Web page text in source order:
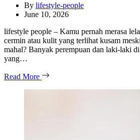
By lifestyle-people
June 10, 2026
lifestyle people – Kamu pernah merasa
cermin atau kulit yang terlihat kusam
mahal? Banyak perempuan dan laki-laki
yang…
Read More